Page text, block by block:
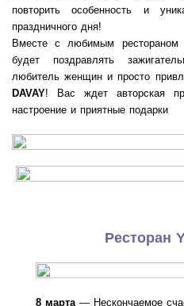
повторить особенность и
праздничного дня!
Вместе с любимым
будет поздравлять
любитель женщин и просто
DAVAY! Вас ждет авторская
настроение и приятные подарки
Ресторан
8 марта— Нескончаемое